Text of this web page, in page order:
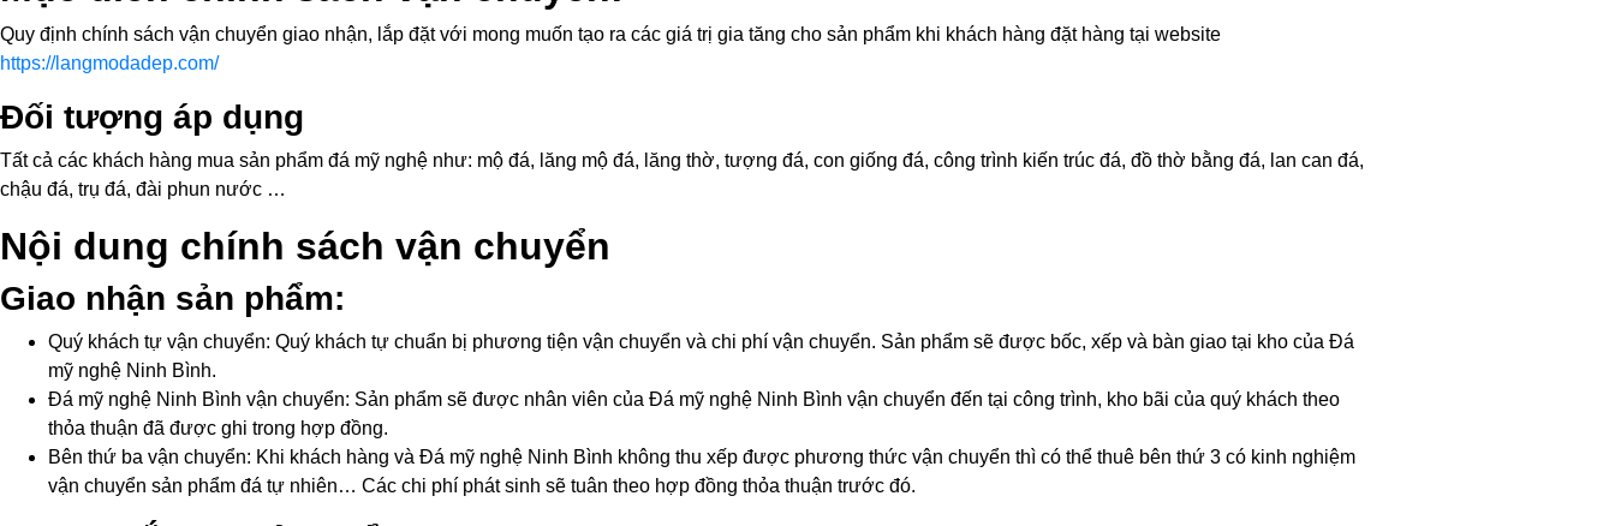
Quy định chính sách vận chuyển giao nhận, lắp đặt với mong muốn tạo ra các giá trị gia tăng cho sản phẩm khi khách hàng đặt hàng tại website
https://langmodadep.com/
Đối tượng áp dụng
Tất cả các khách hàng mua sản phẩm đá mỹ nghệ như: mộ đá, lăng mộ đá, lăng thờ, tượng đá, con giống đá, công trình kiến trúc đá, đồ thờ bằng đá, lan can đá,
chậu đá, trụ đá, đài phun nước …
Nội dung chính sách vận chuyển
Giao nhận sản phẩm:
Quý khách tự vận chuyển: Quý khách tự chuẩn bị phương tiện vận chuyển và chi phí vận chuyển. Sản phẩm sẽ được bốc, xếp và bàn giao tại kho của Đá
mỹ nghệ Ninh Bình.
Đá mỹ nghệ Ninh Bình vận chuyển: Sản phẩm sẽ được nhân viên của Đá mỹ nghệ Ninh Bình vận chuyển đến tại công trình, kho bãi của quý khách theo
thỏa thuận đã được ghi trong hợp đồng.
Bên thứ ba vận chuyển: Khi khách hàng và Đá mỹ nghệ Ninh Bình không thu xếp được phương thức vận chuyển thì có thể thuê bên thứ 3 có kinh nghiệm
vận chuyển sản phẩm đá tự nhiên… Các chi phí phát sinh sẽ tuân theo hợp đồng thỏa thuận trước đó.